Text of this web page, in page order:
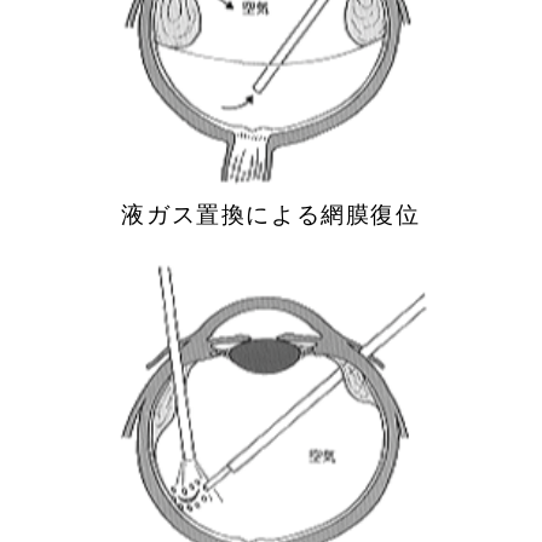
液ガス置換による網膜復位